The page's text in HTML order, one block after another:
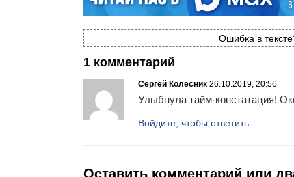
Ошибка в
1 комментарий
Сергей Колесник 26.10.2019, 20:56
Улыбнула тайм-констатация!
Войдите, чтобы ответить
Оставить комментарий или